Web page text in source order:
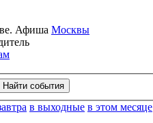
Афиша Москвы
в выходные в этом месяце